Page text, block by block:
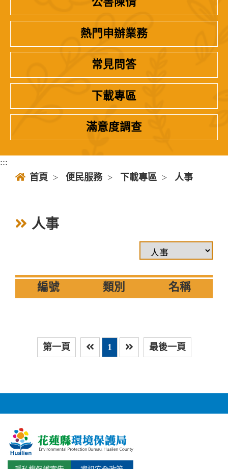
熱門申辦業務
常見問答
下載專區
滿意度調查
:::
首頁 > 便民服務 > 下載專區 > 人事
人事
編號 類別 名稱
第一頁
上一頁
1
最後一頁